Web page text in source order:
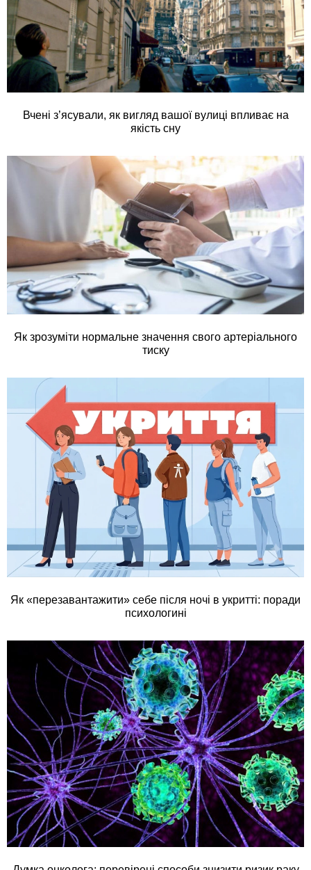
Вчені з’ясували, як вигляд вашої вулиці впливає на
якість сну
Як зрозуміти нормальне значення свого артеріального
тиску
Як «перезавантажити» себе після ночі в укритті: поради
психологині